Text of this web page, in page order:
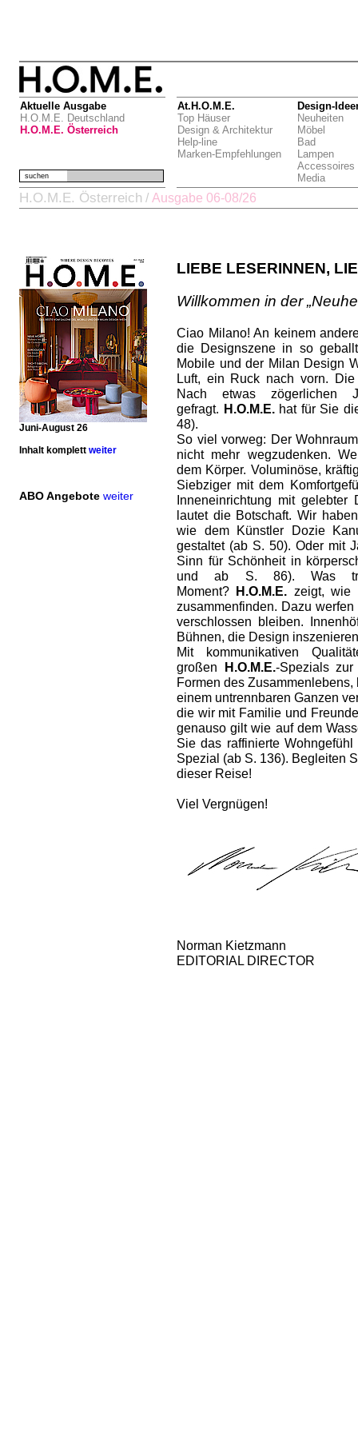
Aktuelle Ausgabe
H.O.M.E. Deutschland
H.O.M.E. Österreich
At.H.O.M.E.
Top Häuser
Design & Architektur
Help-line
Marken-Empfehlungen
Design-
Neuheiten
Möbel
Bad
Lampen
Accessoires
Media
suchen
H.O.M.E. Österreich / Ausgabe 06-08/26
Juni-August 26
Inhalt komplett weiter
ABO Angebote weiter
LIEBE LESERINNEN,
Willkommen in der
Ciao Milano! An keinem
die Designszene in so
Mobile und der Milan Design
Luft, ein Ruck nach vorn.
Nach etwas
gefragt. H.O.M.E.hat für Sie
48).
So viel vorweg: Der
nicht mehr wegzudenken.
dem Körper. Voluminöse,
Siebziger mit dem
Inneneinrichtung mit gelebter
lautet die Botschaft. Wir
wie dem Künstler Dozie
gestaltet (ab S. 50). Oder mit
Sinn für Schönheit in
und ab S. 86). Was
Moment? H.O.M.E. zeigt, wie
zusammenfinden. Dazu
verschlossen bleiben.
Bühnen, die Design
Mit kommunikativen
großen H.O.M.E.-Spezials
Formen des
einem untrennbaren Ganzen
die wir mit Familie und
genauso gilt wie auf dem
Sie das raffinierte
Spezial (ab S. 136). Begleiten
dieser Reise!
Viel Vergnügen!
Norman Kietzmann
EDITORIAL DIRECTOR